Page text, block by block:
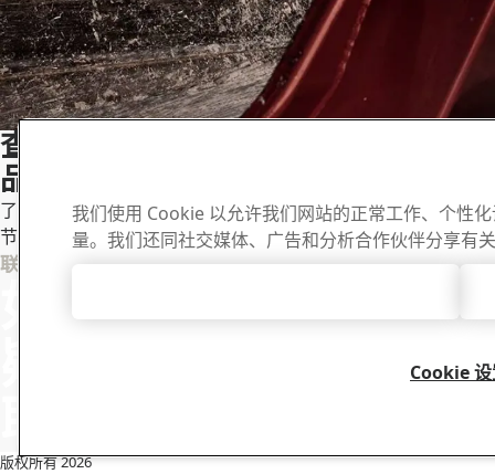
查看Hardox
品
了解Hardox®耐磨钢的硬度和韧性如何帮助您完成更多工作、
节省维护成本并延长设备的使用寿命。
联系 Hardox
如有任何问题或
下载中心
料。
版权所有 2026
我们使用 Cookie 以允许我们网站的正常工作、个性
量。我们还同社交媒体、广告和分析合作伙伴分享有
Cookie